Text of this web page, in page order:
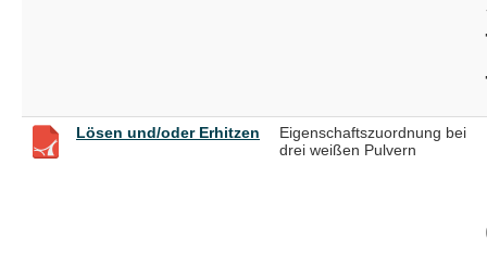
Lösen und/oder Erhitzen
Eigenschaftszuordnung bei
drei weißen Pulvern